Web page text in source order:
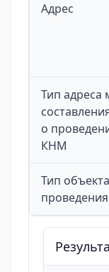
Адрес
Тип адреса
о
КНМ
Тип объекта